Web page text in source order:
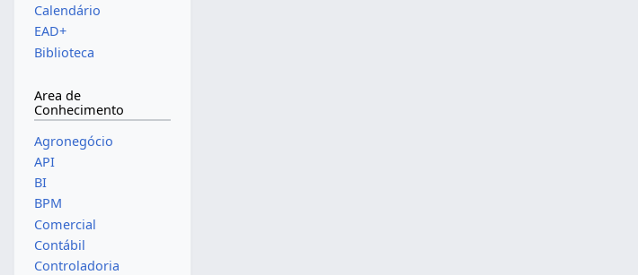
Calendário
EAD+
Biblioteca
Area de
Conhecimento
Agronegócio
API
BI
BPM
Comercial
Contábil
Controladoria